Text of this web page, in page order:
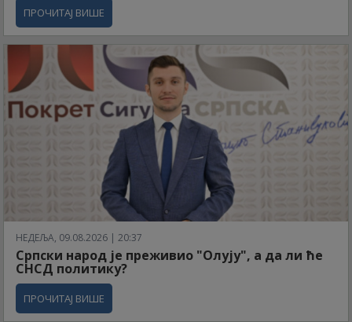
ПРОЧИТАЈ ВИШЕ
НЕДЕЉА, 09.08.2026 | 20:37
Српски народ је преживио "Олују", а да ли ће
СНСД политику?
ПРОЧИТАЈ ВИШЕ